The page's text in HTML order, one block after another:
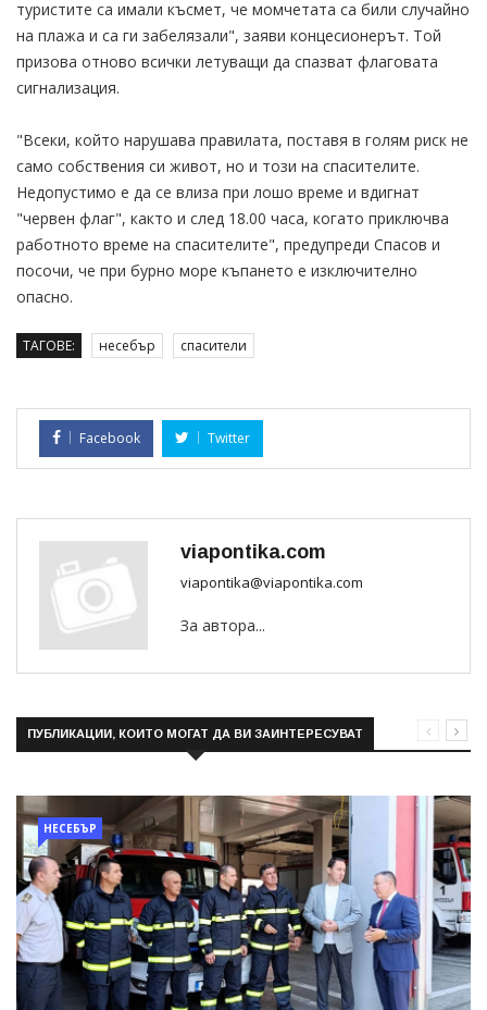
туристите са имали късмет, че момчетата са били случайно
на плажа и са ги забелязали", заяви концесионерът. Той
призова отново всички летуващи да спазват флаговата
сигнализация.
"Всеки, който нарушава правилата, поставя в голям риск не
само собствения си живот, но и този на спасителите.
Недопустимо е да се влиза при лошо време и вдигнат
"червен флаг", както и след 18.00 часа, когато приключва
работното време на спасителите", предупреди Спасов и
посочи, че при бурно море къпането е изключително
опасно.
ТАГОВЕ: несебър спасители
Facebook Twitter
viapontika.com
viapontika@viapontika.com
За автора...
ПУБЛИКАЦИИ, КОИТО МОГАТ ДА ВИ ЗАИНТЕРЕСУВАТ
НЕСЕБЪР